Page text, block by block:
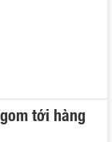
tới hàng